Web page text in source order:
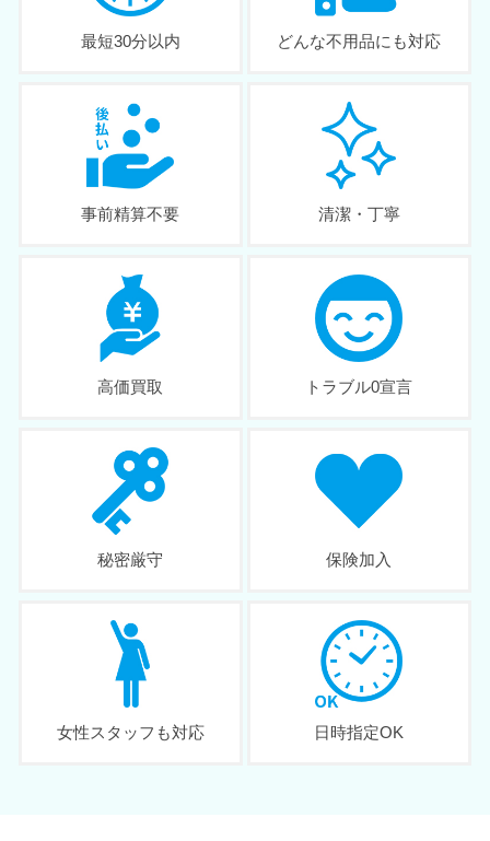
最短30分以内 どんな不用品にも対応
事前精算不要 清潔・丁寧
高価買取 トラブル0宣言
秘密厳守 保険加入
女性スタッフも対応 日時指定OK